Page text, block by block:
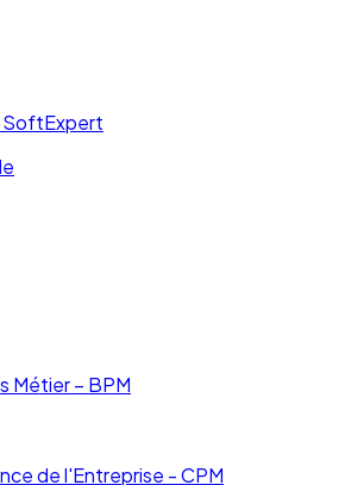
SoftExpert
Métier – BPM
de l'Entreprise - CPM